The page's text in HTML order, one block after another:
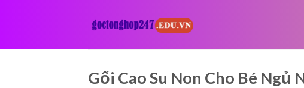
Gối Cao Su Non Cho Bé Ngủ